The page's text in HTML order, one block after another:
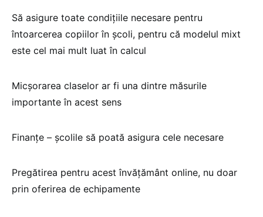
Să asigure toate condițiile necesare pentru
întoarcerea copiilor în școli, pentru că modelul mixt
este cel mai mult luat în calcul
Micșorarea claselor ar fi una dintre măsurile
importante în acest sens
Finanțe – școlile să poată asigura cele necesare
Pregătirea pentru acest învățământ online, nu doar
prin oferirea de echipamente